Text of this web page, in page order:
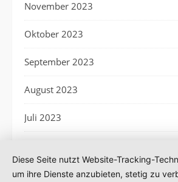
November 2023
Oktober 2023
September 2023
August 2023
Juli 2023
Mai 2023
Diese Seite nutzt Website-Tracking-
um ihre Dienste anzubieten, stetig zu